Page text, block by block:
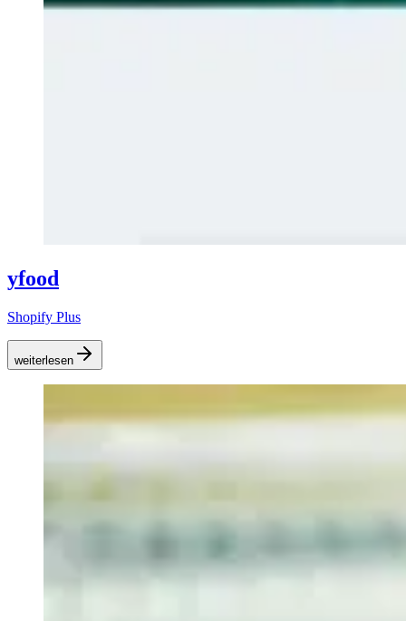
yfood
Shopify Plus
weiterlesen